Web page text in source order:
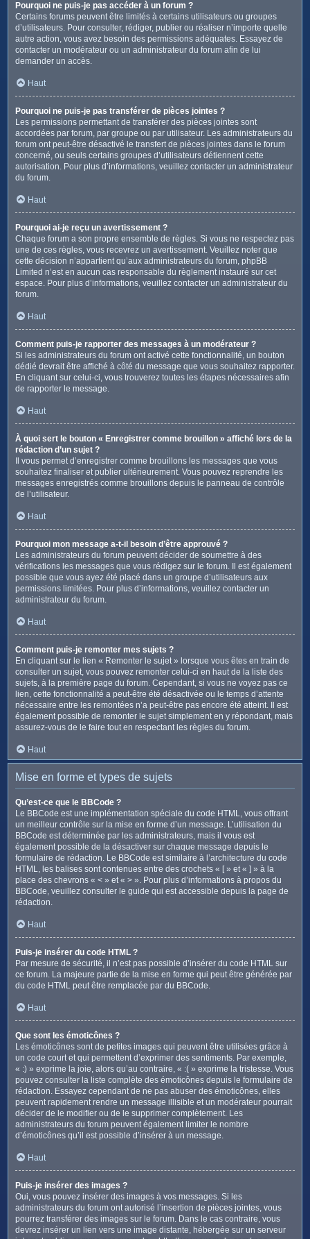
Pourquoi ne puis-je pas accéder à un forum ?
Certains forums peuvent être limités à certains utilisateurs ou groupes
d’utilisateurs. Pour consulter, rédiger, publier ou réaliser n’importe quelle
autre action, vous avez besoin des permissions adéquates. Essayez de
contacter un modérateur ou un administrateur du forum afin de lui
demander un accès.
Haut
Pourquoi ne puis-je pas transférer de pièces jointes ?
Les permissions permettant de transférer des pièces jointes sont
accordées par forum, par groupe ou par utilisateur. Les administrateurs du
forum ont peut-être désactivé le transfert de pièces jointes dans le forum
concerné, ou seuls certains groupes d’utilisateurs détiennent cette
autorisation. Pour plus d’informations, veuillez contacter un administrateur
du forum.
Haut
Pourquoi ai-je reçu un avertissement ?
Chaque forum a son propre ensemble de règles. Si vous ne respectez pas
une de ces règles, vous recevrez un avertissement. Veuillez noter que
cette décision n’appartient qu’aux administrateurs du forum, phpBB
Limited n’est en aucun cas responsable du règlement instauré sur cet
espace. Pour plus d’informations, veuillez contacter un administrateur du
forum.
Haut
Comment puis-je rapporter des messages à un modérateur ?
Si les administrateurs du forum ont activé cette fonctionnalité, un bouton
dédié devrait être affiché à côté du message que vous souhaitez rapporter.
En cliquant sur celui-ci, vous trouverez toutes les étapes nécessaires afin
de rapporter le message.
Haut
À quoi sert le bouton « Enregistrer comme brouillon » affiché lors de la
rédaction d’un sujet ?
Il vous permet d’enregistrer comme brouillons les messages que vous
souhaitez finaliser et publier ultérieurement. Vous pouvez reprendre les
messages enregistrés comme brouillons depuis le panneau de contrôle
de l’utilisateur.
Haut
Pourquoi mon message a-t-il besoin d’être approuvé ?
Les administrateurs du forum peuvent décider de soumettre à des
vérifications les messages que vous rédigez sur le forum. Il est également
possible que vous ayez été placé dans un groupe d’utilisateurs aux
permissions limitées. Pour plus d’informations, veuillez contacter un
administrateur du forum.
Haut
Comment puis-je remonter mes sujets ?
En cliquant sur le lien « Remonter le sujet » lorsque vous êtes en train de
consulter un sujet, vous pouvez remonter celui-ci en haut de la liste des
sujets, à la première page du forum. Cependant, si vous ne voyez pas ce
lien, cette fonctionnalité a peut-être été désactivée ou le temps d’attente
nécessaire entre les remontées n’a peut-être pas encore été atteint. Il est
également possible de remonter le sujet simplement en y répondant, mais
assurez-vous de le faire tout en respectant les règles du forum.
Haut
Mise en forme et types de sujets
Qu’est-ce que le BBCode ?
Le BBCode est une implémentation spéciale du code HTML, vous offrant
un meilleur contrôle sur la mise en forme d’un message. L’utilisation du
BBCode est déterminée par les administrateurs, mais il vous est
également possible de la désactiver sur chaque message depuis le
formulaire de rédaction. Le BBCode est similaire à l’architecture du code
HTML, les balises sont contenues entre des crochets « [ » et « ] » à la
place des chevrons « < » et « > ». Pour plus d’informations à propos du
BBCode, veuillez consulter le guide qui est accessible depuis la page de
rédaction.
Haut
Puis-je insérer du code HTML ?
Par mesure de sécurité, il n’est pas possible d’insérer du code HTML sur
ce forum. La majeure partie de la mise en forme qui peut être générée par
du code HTML peut être remplacée par du BBCode.
Haut
Que sont les émoticônes ?
Les émoticônes sont de petites images qui peuvent être utilisées grâce à
un code court et qui permettent d’exprimer des sentiments. Par exemple,
« :) » exprime la joie, alors qu’au contraire, « :( » exprime la tristesse. Vous
pouvez consulter la liste complète des émoticônes depuis le formulaire de
rédaction. Essayez cependant de ne pas abuser des émoticônes, elles
peuvent rapidement rendre un message illisible et un modérateur pourrait
décider de le modifier ou de le supprimer complètement. Les
administrateurs du forum peuvent également limiter le nombre
d’émoticônes qu’il est possible d’insérer à un message.
Haut
Puis-je insérer des images ?
Oui, vous pouvez insérer des images à vos messages. Si les
administrateurs du forum ont autorisé l’insertion de pièces jointes, vous
pourrez transférer des images sur le forum. Dans le cas contraire, vous
devrez insérer un lien vers une image distante, hébergée sur un serveur